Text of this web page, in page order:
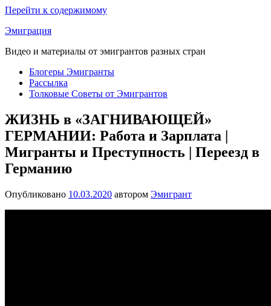
Перейти к содержимому
Эмиграция
Видео и материалы от эмигрантов разных стран
Блогеры Эмигранты
Рассылка
Толковые Советы от Эмигрантов
ЖИЗНЬ в «ЗАГНИВАЮЩЕЙ»
ГЕРМАНИИ: Работа и Зарплата |
Мигранты и Преступность | Переезд в
Германию
Опубликовано 10.03.2020 автором Эмигрант